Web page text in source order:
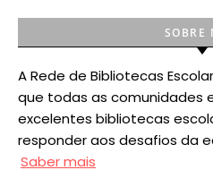
SOBRE
A Rede de Bibliotecas
que todas as comunidades
excelentes bibliotecas
responder aos desafios da
Saber mais